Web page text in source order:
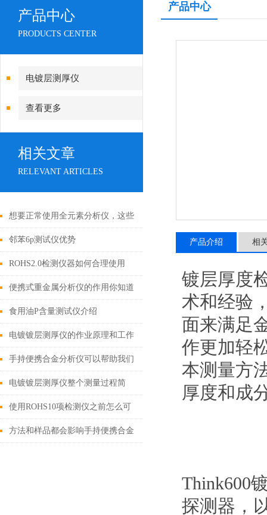
产品中心
PRODUCTS CENTER
电镀层测厚仪
查看更多
相关文章
RELEVANT ARTICLES
想要正常使用全元素分析仪，这些
细节不能忽视
邻苯6p测试仪优势
ROHS2.0检测仪器如何合理使用
呢？掌握这九点
便携式重金属分析仪的作用你知道
吗？
食用油P含量测试仪介绍
电镀镀层测厚仪的作业原理和工作
条件
手持便携合金分析仪可以帮助我们
鉴别珠宝真伪
电镀镀层测厚仪整个测量过程简
单、快速且不会对样品造成损害
使用ROHS10项检测仪之前怎么可
以不了解这些！
方法和样品都会影响手持便携合金
产品中心
产品介绍 相
镀层厚度
术和经验
面来满足
作更加轻
本测量方
厚度和成
Think600
探测器，